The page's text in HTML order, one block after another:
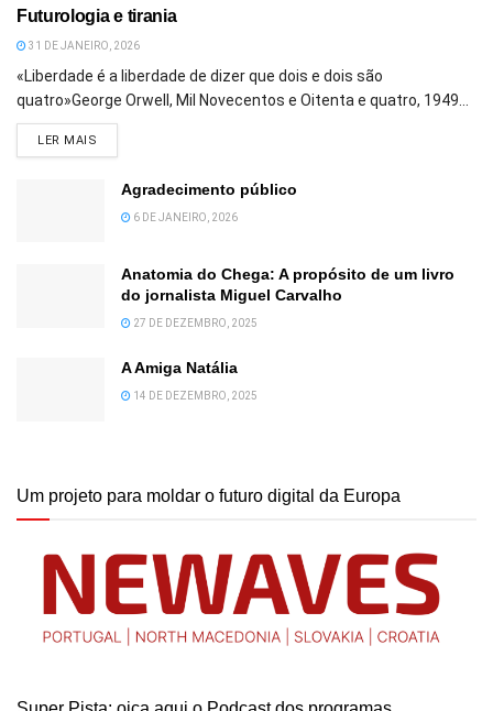
Futurologia e tirania
31 DE JANEIRO, 2026
«Liberdade é a liberdade de dizer que dois e dois são
quatro»George Orwell, Mil Novecentos e Oitenta e quatro, 1949...
LER MAIS
Agradecimento público
6 DE JANEIRO, 2026
Anatomia do Chega: A propósito de um livro
do jornalista Miguel Carvalho
27 DE DEZEMBRO, 2025
A Amiga Natália
14 DE DEZEMBRO, 2025
Um projeto para moldar o futuro digital da Europa